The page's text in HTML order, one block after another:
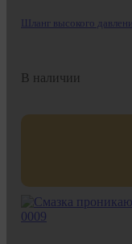
Шланг высокого
В наличии